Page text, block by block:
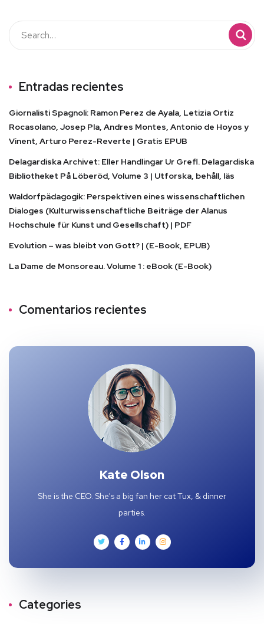
Entradas recientes
Giornalisti Spagnoli: Ramon Perez de Ayala, Letizia Ortiz
Rocasolano, Josep Pla, Andres Montes, Antonio de Hoyos y
Vinent, Arturo Perez-Reverte | Gratis EPUB
Delagardiska Archivet: Eller Handlingar Ur Grefl. Delagardiska
Bibliotheket På Löberöd, Volume 3 | Utforska, behåll, läs
Waldorfpädagogik: Perspektiven eines wissenschaftlichen
Dialoges (Kulturwissenschaftliche Beiträge der Alanus
Hochschule für Kunst und Gesellschaft) | PDF
Evolution – was bleibt von Gott? | (E-Book, EPUB)
La Dame de Monsoreau. Volume 1 : eBook (E-Book)
Comentarios recientes
Kate Olson
She is the CEO. She's a big fan her cat Tux, & dinner
parties.
Categories